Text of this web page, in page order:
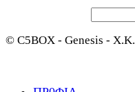
© C5BOX - Genesis - X.K.